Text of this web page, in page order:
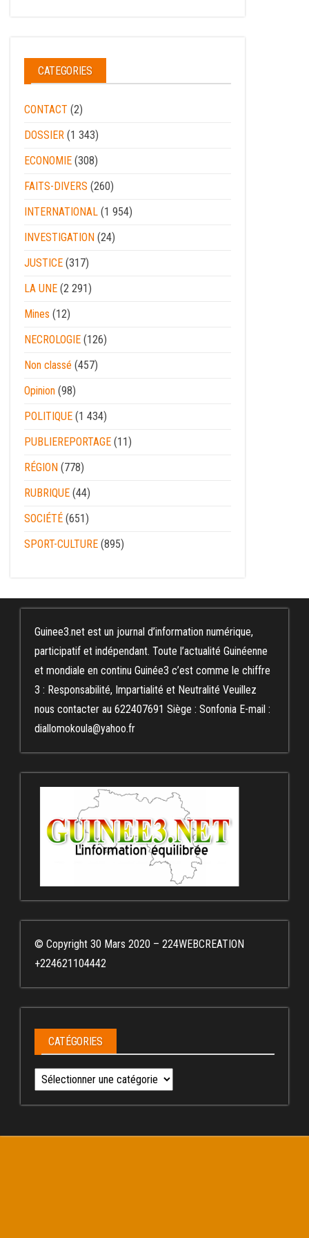
CATEGORIES
CONTACT (2)
DOSSIER (1 343)
ECONOMIE (308)
FAITS-DIVERS (260)
INTERNATIONAL (1 954)
INVESTIGATION (24)
JUSTICE (317)
LA UNE (2 291)
Mines (12)
NECROLOGIE (126)
Non classé (457)
Opinion (98)
POLITIQUE (1 434)
PUBLIEREPORTAGE (11)
RÉGION (778)
RUBRIQUE (44)
SOCIÉTÉ (651)
SPORT-CULTURE (895)
Guinee3.net est un journal d’information numérique,
participatif et indépendant. Toute l’actualité Guinéenne
et mondiale en continu Guinée3 c’est comme le chiffre
3 : Responsabilité, Impartialité et Neutralité Veuillez
nous contacter au 622407691 Siège : Sonfonia E-mail :
diallomokoula@yahoo.fr
© Copyright 30 Mars 2020 – 224WEBCREATION
+224621104442
CATÉGORIES
Catégories